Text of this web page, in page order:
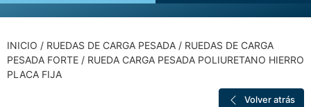
INICIO / RUEDAS DE CARGA PESADA / RUEDAS DE CARGA
PESADA FORTE / RUEDA CARGA PESADA POLIURETANO HIERRO
PLACA FIJA
Volver atrás